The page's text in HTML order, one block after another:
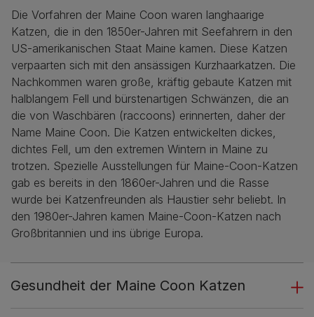
Die Vorfahren der Maine Coon waren langhaarige
Katzen, die in den 1850er-Jahren mit Seefahrern in den
US-amerikanischen Staat Maine kamen. Diese Katzen
verpaarten sich mit den ansässigen Kurzhaarkatzen. Die
Nachkommen waren große, kräftig gebaute Katzen mit
halblangem Fell und bürstenartigen Schwänzen, die an
die von Waschbären (raccoons) erinnerten, daher der
Name Maine Coon. Die Katzen entwickelten dickes,
dichtes Fell, um den extremen Wintern in Maine zu
trotzen. Spezielle Ausstellungen für Maine-Coon-Katzen
gab es bereits in den 1860er-Jahren und die Rasse
wurde bei Katzenfreunden als Haustier sehr beliebt. In
den 1980er-Jahren kamen Maine-Coon-Katzen nach
Großbritannien und ins übrige Europa.
Gesundheit der Maine Coon Katzen